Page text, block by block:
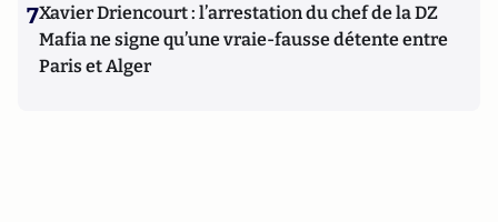
7Xavier Driencourt : l’arrestation du chef de la DZ
Mafia ne signe qu’une vraie-fausse détente entre
Paris et Alger